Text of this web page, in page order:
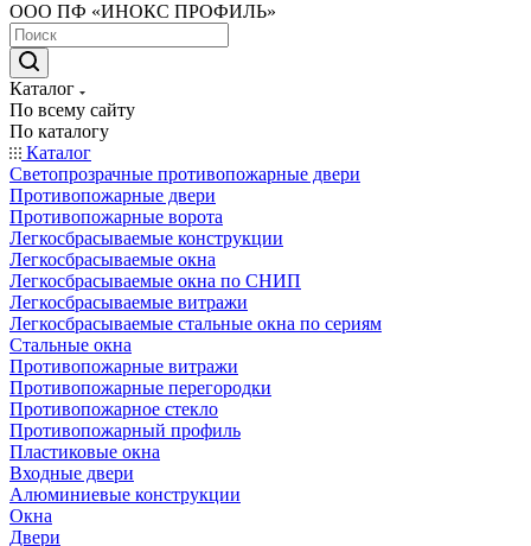
ООО ПФ «ИНОКС ПРОФИЛЬ»
Каталог
По всему сайту
По каталогу
Каталог
Светопрозрачные противопожарные двери
Противопожарные двери
Противопожарные ворота
Легкосбрасываемые конструкции
Легкосбрасываемые окна
Легкосбрасываемые окна по СНИП
Легкосбрасываемые витражи
Легкосбрасываемые стальные окна по сериям
Стальные окна
Противопожарные витражи
Противопожарные перегородки
Противопожарное стекло
Противопожарный профиль
Пластиковые окна
Входные двери
Алюминиевые конструкции
Окна
Двери